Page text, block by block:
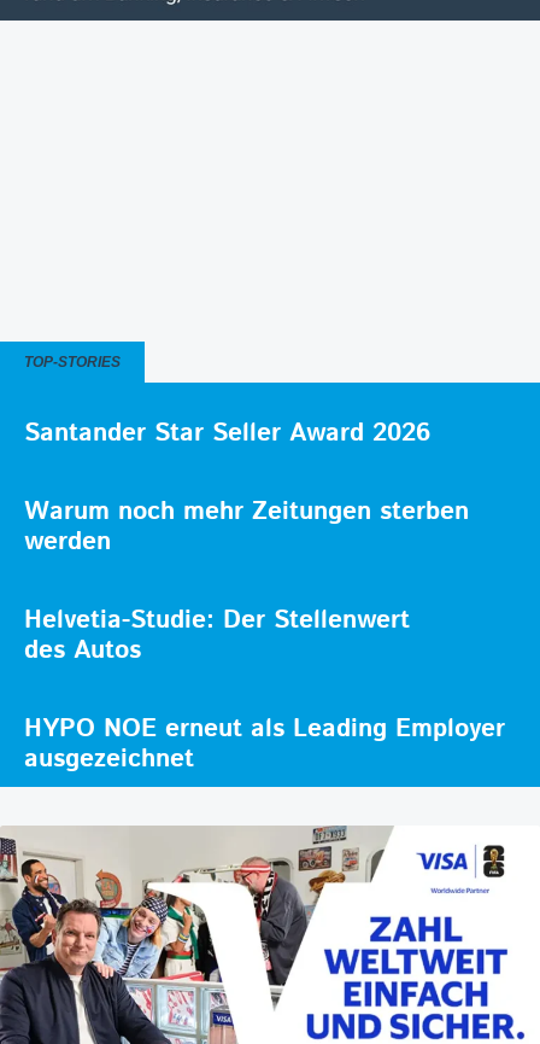
TOP-STORIES
Santander Star Seller Award 2026
Warum noch mehr Zeitungen sterben
werden
Helvetia-Studie: Der Stellenwert
des Autos
HYPO NOE erneut als Leading Employer
ausgezeichnet